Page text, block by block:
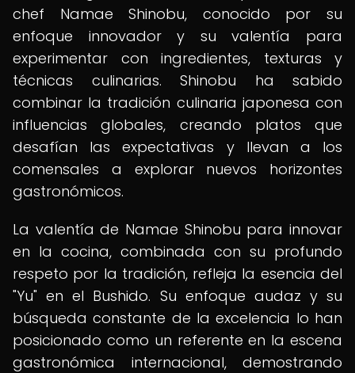
chef Namae Shinobu, conocido por su
enfoque innovador y su valentía para
experimentar con ingredientes, texturas y
técnicas culinarias. Shinobu ha sabido
combinar la tradición culinaria japonesa con
influencias globales, creando platos que
desafían las expectativas y llevan a los
comensales a explorar nuevos horizontes
gastronómicos.
La valentía de Namae Shinobu para innovar
en la cocina, combinada con su profundo
respeto por la tradición, refleja la esencia del
"Yu" en el Bushido. Su enfoque audaz y su
búsqueda constante de la excelencia lo han
posicionado como un referente en la escena
gastronómica internacional, demostrando